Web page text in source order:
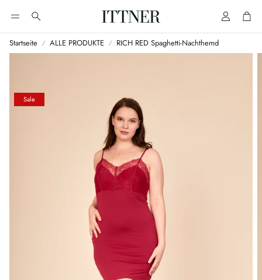
Suche AccountCart
Startseite ALLE PRODUKTE RICH RED Spaghetti-Nachthemd
Sale